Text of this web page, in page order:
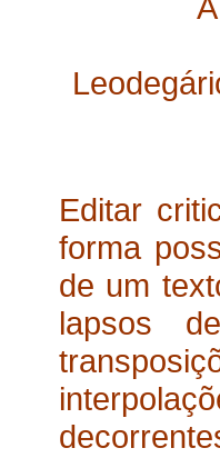
Editar
forma
de um
lapsos